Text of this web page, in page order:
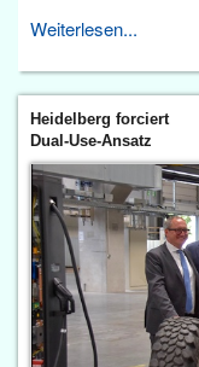
Weiterlesen...
Heidelberg forciert
Dual-Use-Ansatz